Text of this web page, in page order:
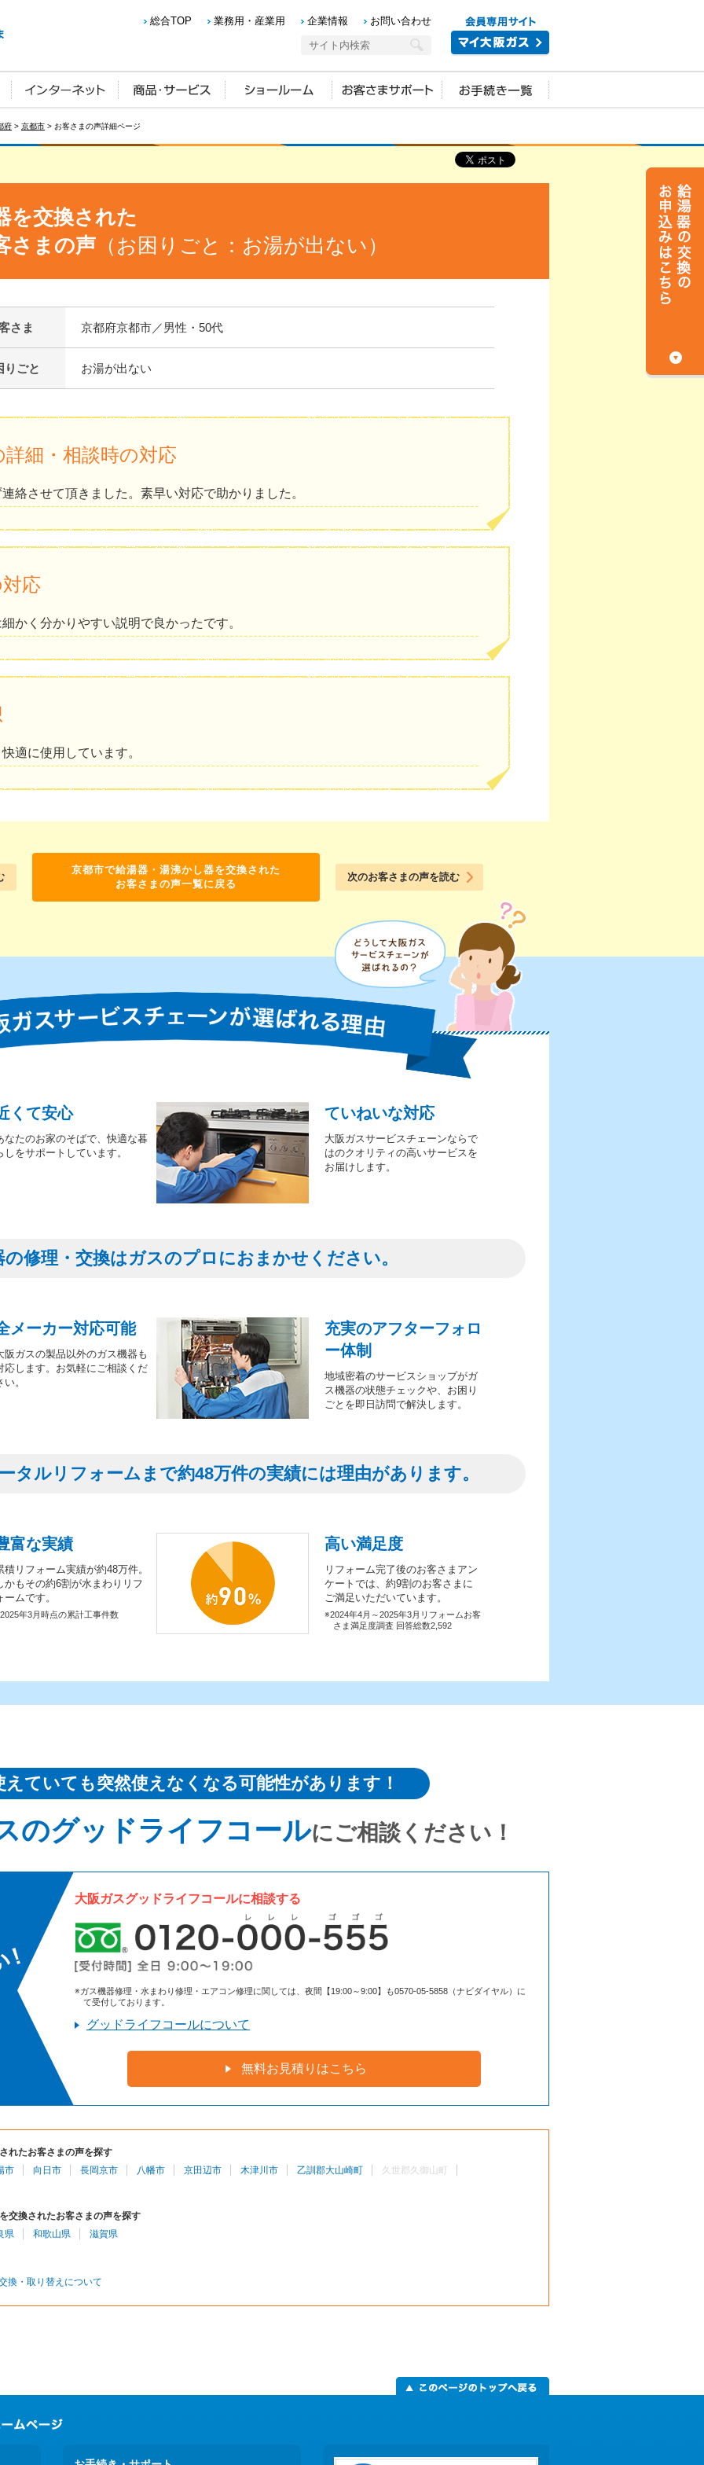
総合TOP 業務用・産業用 企業情報 お問い合わせ
府 > 京都市 > お客さまの声詳細ページ
を交換された
さまの声 （お困りごと：お湯が出ない）
さま 京都府京都市／男性・50代
りごと お湯が出ない
細・相談時の対応
絡させて頂きました。素早い対応で助かりました。
応
かく分かりやすい説明で良かったです。
適に使用しています。
京都市で給湯器・湯沸かし器を交換された
お客さまの声一覧に戻る
次のお客さまの声を読む
くて安心
なたのお家のそばで、快適な暮
しをサポートしています。
ていねいな対応
大阪ガスサービスチェーンならで
はのクオリティの高いサービスを
お届けします。
の修理・交換はガスのプロにおまかせください。
メーカー対応可能
阪ガスの製品以外のガス機器も
応します。お気軽にご相談くだ
い。
充実のアフターフォロ
ー体制
地域密着のサービスショップがガ
ス機器の状態チェックや、お困り
ごとを即日訪問で解決します。
タルリフォームまで約48万件の実績には理由があります。
富な実績
積リフォーム実績が約48万件。
かもその約6割が水まわりリフ
ームです。
年3月時点の累計工事件数
高い満足度
リフォーム完了後のお客さまアン
ケートでは、約9割のお客さまに
ご満足いただいています。
※2024年4月～2025年3月リフォームお客
さま満足度調査 回答総数2,592
えていても突然使えなくなる可能性があります！
のグッドライフコールにご相談ください！
大阪ガスグッドライフコールに相談する
※ガス機器修理・水まわり修理・エアコン修理に関しては、夜間【19:00～9:00】も0570-05-5858（ナビダイヤル）に
て受付しております。
グッドライフコールについて
無料お見積りはこちら
れたお客さまの声を探す
市
向日市 長岡京市 八幡市 京田辺市 木津川市 乙訓郡大山崎町 久世郡久御山町
交換されたお客さまの声を探す
県
和歌山県 滋賀県
換・取り替えについて